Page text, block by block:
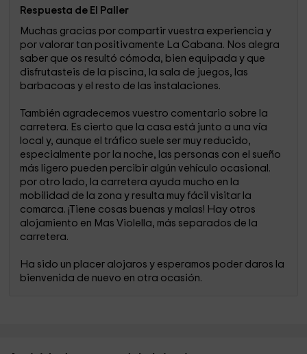
Respuesta de El Paller
Muchas gracias por compartir vuestra experiencia y
por valorar tan positivamente La Cabana. Nos alegra
saber que os resultó cómoda, bien equipada y que
disfrutasteis de la piscina, la sala de juegos, las
barbacoas y el resto de las instalaciones.
También agradecemos vuestro comentario sobre la
carretera. Es cierto que la casa está junto a una vía
local y, aunque el tráfico suele ser muy reducido,
especialmente por la noche, las personas con el sueño
más ligero pueden percibir algún vehículo ocasional.
por otro lado, la carretera ayuda mucho en la
mobilidad de la zona y resulta muy fácil visitar la
comarca. ¡Tiene cosas buenas y malas! Hay otros
alojamiento en Mas Violella, más separados de la
carretera.
Ha sido un placer alojaros y esperamos poder daros la
bienvenida de nuevo en otra ocasión.